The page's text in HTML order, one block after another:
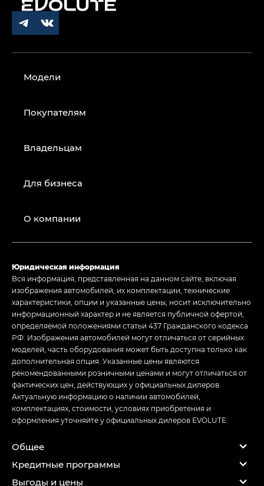
Модели
Покупателям
Владельцам
Для бизнеса
О компании
Юридическая информация
Вся информация, представленная на данном сайте, включая
изображения автомобилей, их комплектации, технические
характеристики, опции и указанные цены, носит исключительно
информационный характер и не является публичной офертой,
определяемой положениями статьи 437 Гражданского кодекса
РФ. Изображения автомобилей могут отличаться от серийных
моделей, часть оборудования может быть доступна только как
дополнительная опция. Указанные цены являются
рекомендованными розничными ценами и могут отличаться от
фактических цен, действующих у официальных дилеров.
Актуальную информацию о наличии автомобилей,
комплектациях, стоимости, условиях приобретения и
оформления уточняйте у официальных дилеров EVOLUTE.
Общее
Кредитные программы
Выгоды и цены